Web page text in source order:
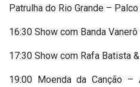
Patrulha do Rio Grande –
16:30 Show com Banda
17:30 Show com Rafa Batista
19:00 Moenda da Canção –